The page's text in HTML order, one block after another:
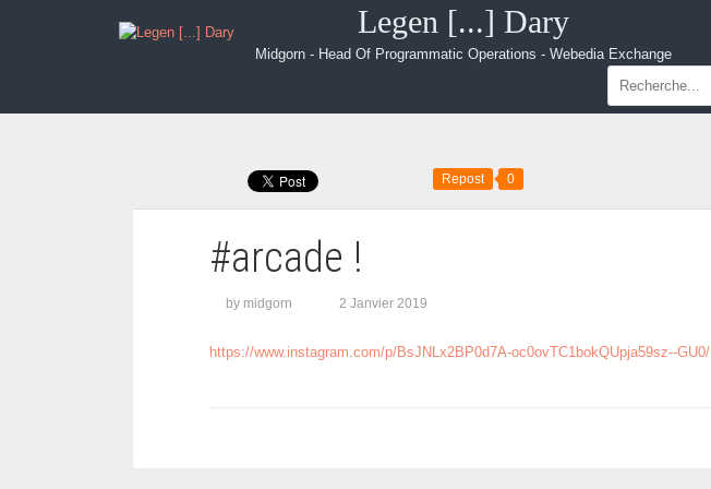
Legen [...] Dary
Midgorn - Head Of Programmatic Operations - Webedia Exchange
Repost 0
#arcade !
by midgorn 2 Janvier 2019
https://www.instagram.com/p/BsJNLx2BP0d7A-oc0ovTC1bokQUpja59sz--GU0/